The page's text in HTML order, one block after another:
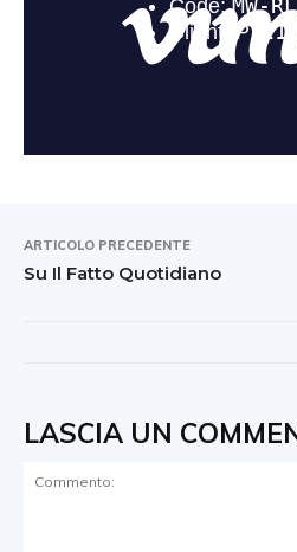
ARTICOLO PRECEDENTE
Su Il Fatto Quotidiano
LASCIA UN